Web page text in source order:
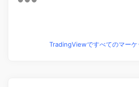
TradingViewですべてのマーケ